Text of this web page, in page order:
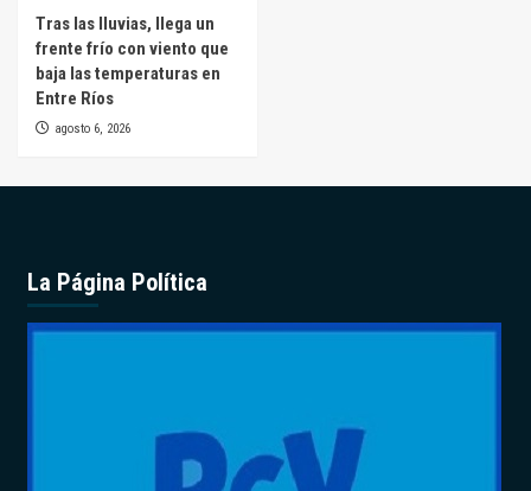
Tras las lluvias, llega un
frente frío con viento que
baja las temperaturas en
Entre Ríos
agosto 6, 2026
La Página Política